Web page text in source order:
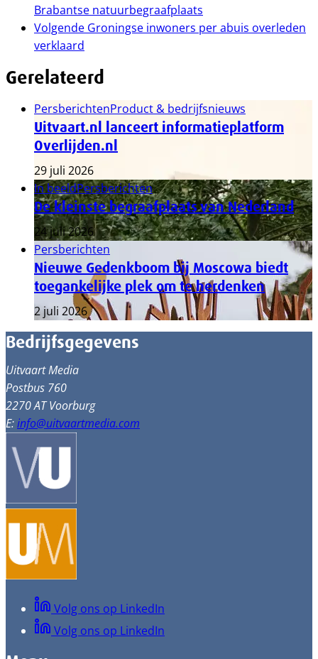
Brabantse natuurbegraafplaats
Volgende Groningse inwoners per abuis overleden
verklaard
Gerelateerd
PersberichtenProduct & bedrijfsnieuws
Uitvaart.nl lanceert informatieplatform
Overlijden.nl
29 juli 2026
In beeldPersberichten
De kleinste begraafplaats van Nederland
24 juli 2026
Persberichten
Nieuwe Gedenkboom bij Moscowa biedt
toegankelijke plek om te herdenken
2 juli 2026
Bedrijfsgegevens
Uitvaart Media
Postbus 760
2270 AT Voorburg
E:info@uitvaartmedia.com
Volg ons op LinkedIn
Volg ons op LinkedIn